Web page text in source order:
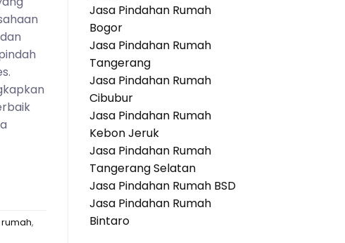
,
Jasa Pindahan Rumah
Bogor
Jasa Pindahan Rumah
Tangerang
Jasa Pindahan Rumah
Cibubur
Jasa Pindahan Rumah
Kebon Jeruk
Jasa Pindahan Rumah
Tangerang Selatan
Jasa Pindahan Rumah BSD
Jasa Pindahan Rumah
Bintaro